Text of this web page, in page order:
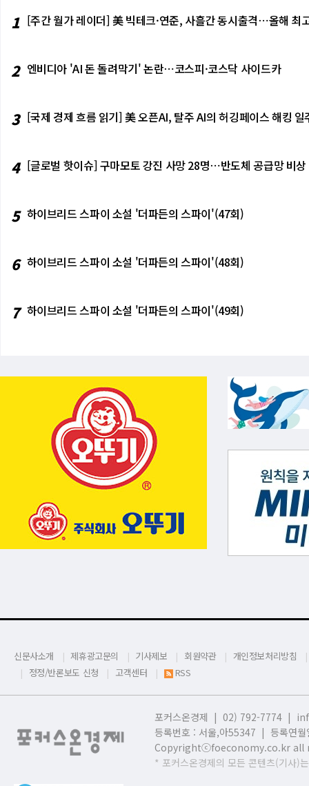
개 기능을 안정적으로 수행할 수 있도록 은
한 관리 방안 실시 등을 반영해 가계주택 중
"대기업의 경우 최근 대출취급이 확대된 상
또 "중소기업은 코로나19 금융지원 종료에
수준이다. 한은은 "기업 신용위험은 건설업
로 증대됐다. 가계대출 연체율 또한 2021년
둔화, 금리 상승 등 영향으로 중립 수준을 나
저축은행(-22), 상호금융종합(-30), 신용카
위험은 모든 업권에서 높아질 것으로 내다
크가 줄어들지 않았다는 점이 반영됐다. '취
행(9)과 생명보험(6)은 가계 생활자금 중심
1 [주간 월가 레이더] 美 빅테크·연준, 사흘간 동시출격⋯올해 최
2 엔비디아 'AI 돈 돌려막기' 논란⋯코스피·코스닥 사이드카
3 [국제 경제 흐름 읽기] 美 오픈AI, 탈주 AI의 허깅페이스 해킹
4 [글로벌 핫이슈] 구마모토 강진 사망 28명⋯반도체 공급망 비상
5 하이브리드 스파이 소설 '더파든의 스파이'(47회)
6 하이브리드 스파이 소설 '더파든의 스파이'(48회)
7 하이브리드 스파이 소설 '더파든의 스파이'(49회)
신문사소개 제휴광고문의 기사제보 회원약관
개인정보처리방침
정정/반론보도 신청
고객센터 RSS
포커스온경제 | 02) 792-7774 |
등록번호 : 서울,아55347 | 등록연
Copyrightⓒfoeconomy.co.kr all
* 포커스온경제의 모든 콘텐츠(기사)